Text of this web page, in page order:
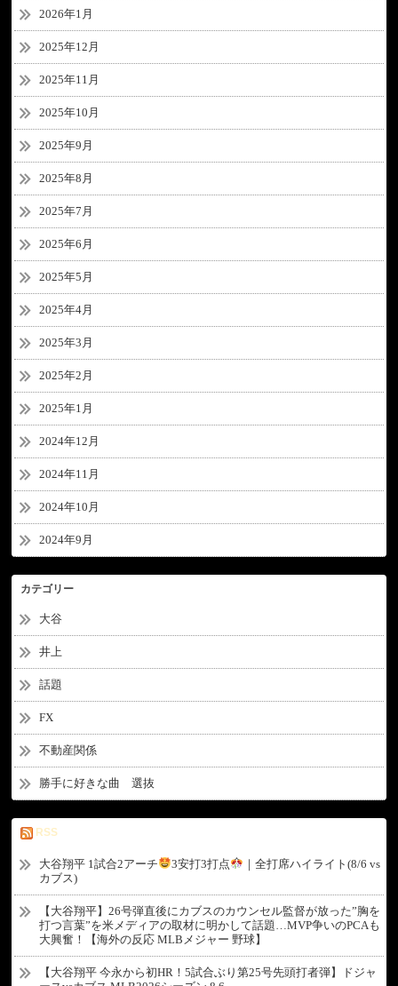
2026年1月
2025年12月
2025年11月
2025年10月
2025年9月
2025年8月
2025年7月
2025年6月
2025年5月
2025年4月
2025年3月
2025年2月
2025年1月
2024年12月
2024年11月
2024年10月
2024年9月
カテゴリー
大谷
井上
話題
FX
不動産関係
勝手に好きな曲 選抜
RSS
大谷翔平 1試合2アーチ 3安打3打点
｜全打席ハイライト(8/6 vs
カブス)
【大谷翔平】26号弾直後にカブスのカウンセル監督が放った”胸を
打つ言葉”を米メディアの取材に明かして話題…MVP争いのPCAも
大興奮！【海外の反応 MLBメジャー 野球】
【大谷翔平 今永から初HR！5試合ぶり第25号先頭打者弾】ドジャ